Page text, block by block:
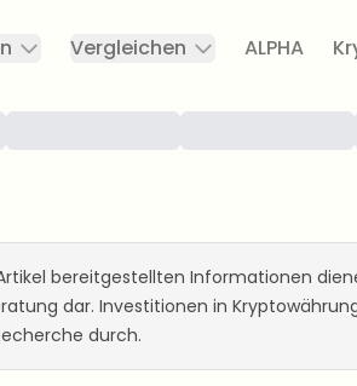
Vergleichen ALPHA
bereitgestellten Informationen
dar. Investitionen in
durch.